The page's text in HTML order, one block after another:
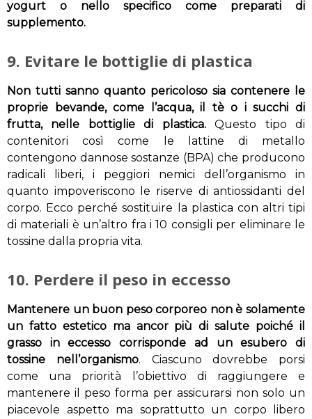
yogurt o nello specifico come preparati di
supplemento.
9. Evitare le bottiglie di plastica
Non tutti sanno quanto pericoloso sia contenere le
proprie bevande, come l’acqua, il tè o i succhi di
frutta, nelle bottiglie di plastica.Questo tipo di
contenitori così come le lattine di metallo
contengono dannose sostanze (BPA) che producono
radicali liberi, i peggiori nemici dell’organismo in
quanto impoveriscono le riserve di antiossidanti del
corpo. Ecco perché sostituire la plastica con altri tipi
di materiali è un’altro fra i 10 consigli per eliminare le
tossine dalla propria vita.
10. Perdere il peso in eccesso
Mantenere un buon peso corporeo non è solamente
un fatto estetico ma ancor più di salute poiché il
grasso in eccesso corrisponde ad un esubero di
tossine nell’organismo. Ciascuno dovrebbe porsi
come una priorità l’obiettivo di raggiungere e
mantenere il peso forma per assicurarsi non solo un
piacevole aspetto ma soprattutto un corpo libero